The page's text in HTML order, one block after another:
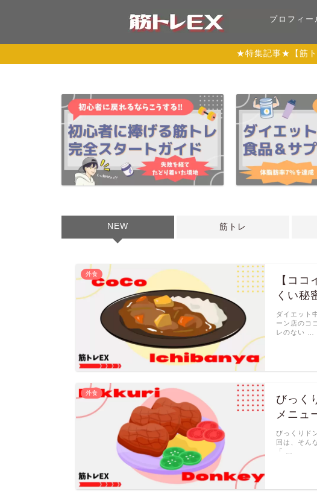
プロフィー
★特集記事★【筋ト
NEW 筋トレ
外食
【コ
くい秘
ダイエット
ーン店のコ
レのない …
外食
びっく
メニュ
びっくりド
回は、そん
「 …